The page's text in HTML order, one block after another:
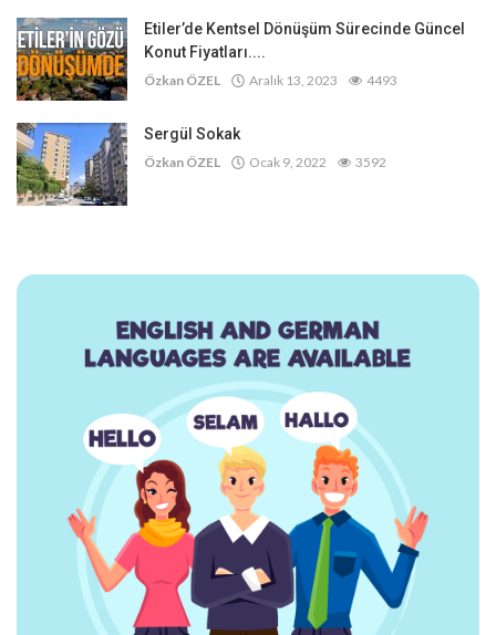
Etiler’de Kentsel Dönüşüm Sürecinde Güncel
Konut Fiyatları....
Özkan ÖZEL Aralık 13, 2023 4493
Sergül Sokak
Özkan ÖZEL Ocak 9, 2022 3592